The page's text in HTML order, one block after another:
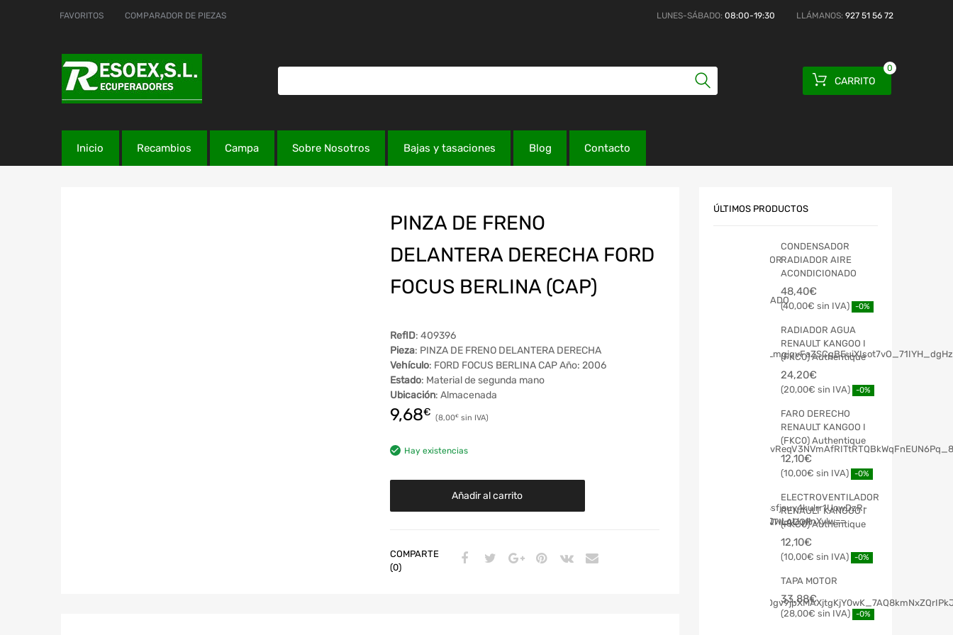
FAVORITOS COMPARADOR DE PIEZAS LUNES-SÁBADO: 08:00-19:30 LLÁMANOS: 927 51 56 72
CARRITO
0
Inicio Recambios Campa Sobre Nosotros Bajas y tasaciones Blog Contacto
PINZA DE FRENO
DELANTERA DERECHA FORD
FOCUS BERLINA (CAP)
RefID: 409396
Pieza: PINZA DE FRENO DELANTERA DERECHA
Vehículo: FORD FOCUS BERLINA CAP Año: 2006
Estado: Material de segunda mano
Ubicación: Almacenada
9,68€ 8,00€
Hay existencias
Añadir al carrito
COMPARTE
(0)
ÚLTIMOS PRODUCTOS
CONDENSADOR
RADIADOR AIRE
ACONDICIONADO
48,40€
40,00€ -0%
RADIADOR AGUA
RENAULT KANGOO I
(FKC0) Authentique
24,20€
20,00€ -0%
FARO DERECHO
RENAULT KANGOO I
(FKC0) Authentique
12,10€
10,00€ -0%
ELECTROVENTILADOR
RENAULT KANGOO I
(FKC0) Authentique
12,10€
10,00€ -0%
TAPA MOTOR
33,88€
28,00€ -0%